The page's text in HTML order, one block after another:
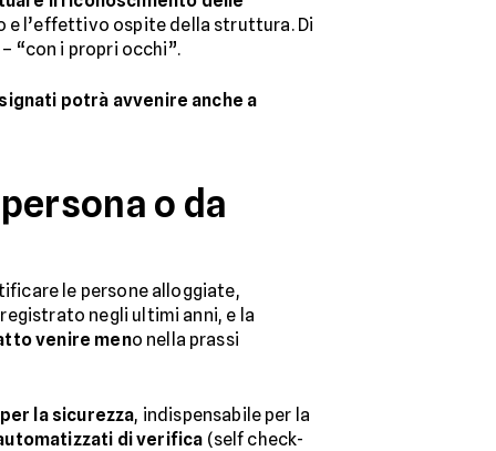
l’effettivo ospite della struttura. Di
“con i propri occhi”.
potrà avvenire anche a
o da
le persone alloggiate,
negli ultimi anni, e la
venire meno nella prassi
la sicurezza, indispensabile per la
di verifica (self check-